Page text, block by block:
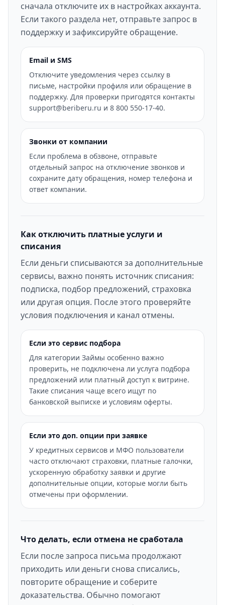
сначала отключите их в настройках аккаунта.
Если такого раздела нет, отправьте запрос в
поддержку и зафиксируйте обращение.
Email и SMS
Отключите уведомления через ссылку в
письме, настройки профиля или обращение в
поддержку. Для проверки пригодятся контакты
support@beriberu.ru и 8 800 550-17-40.
Звонки от компании
Если проблема в обзвоне, отправьте
отдельный запрос на отключение звонков и
сохраните дату обращения, номер телефона и
ответ компании.
Как отключить платные услуги и
списания
Если деньги списываются за дополнительные
сервисы, важно понять источник списания:
подписка, подбор предложений, страховка
или другая опция. После этого проверяйте
условия подключения и канал отмены.
Если это сервис подбора
Для категории Займы особенно важно
проверить, не подключена ли услуга подбора
предложений или платный доступ к витрине.
Такие списания чаще всего ищут по
банковской выписке и условиям оферты.
Если это доп. опции при заявке
У кредитных сервисов и МФО пользователи
часто отключают страховки, платные галочки,
ускоренную обработку заявки и другие
дополнительные опции, которые могли быть
отмечены при оформлении.
Что делать, если отмена не сработала
Если после запроса письма продолжают
приходить или деньги снова списались,
повторите обращение и соберите
доказательства. Обычно помогают